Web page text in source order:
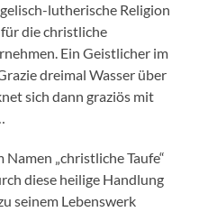
lutherische Religion
die christliche
Ein Geistlicher im
dreimal Wasser über
sich dann graziös mit
„christliche Taufe“
diese heilige Handlung
seinem Lebenswerk